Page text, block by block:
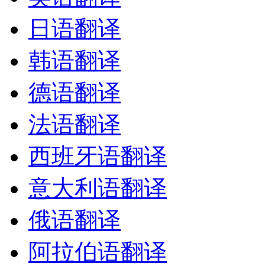
日语翻译
韩语翻译
德语翻译
法语翻译
西班牙语翻译
意大利语翻译
俄语翻译
阿拉伯语翻译